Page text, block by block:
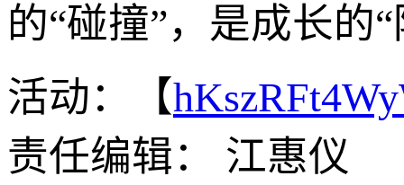
的“碰撞”，是成长的
活动：【
责任编辑： 江惠仪